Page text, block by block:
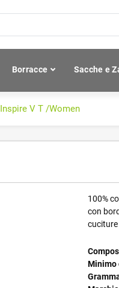
Borracce Sacche e
Inspire V T /Women
100%
con
Minimo